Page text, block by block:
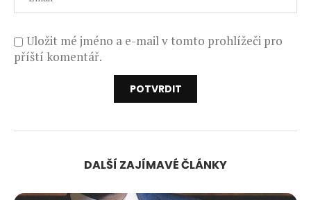
Uložit mé jméno a e-mail v tomto prohlížeči pro
příští komentář.
DALŠÍ ZAJÍMAVÉ ČLÁNKY